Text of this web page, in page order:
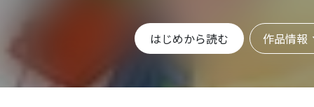
はじめから読む 作品情報